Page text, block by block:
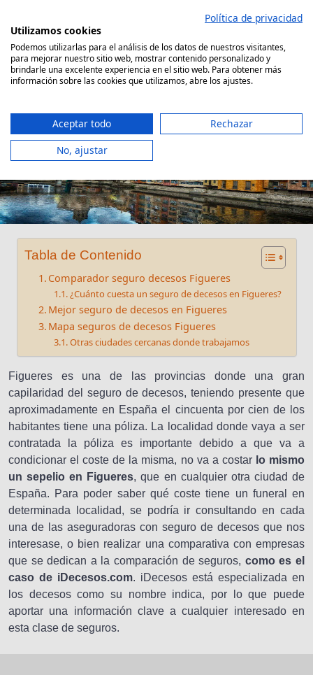
contenido
Comparador Seguro Decesos
Seguro decesos Figueres
Tabla de Contenido
Comparador seguro decesos Figueres
¿Cuánto cuesta un seguro de decesos en Figueres?
Mejor seguro de decesos en Figueres
Mapa seguros de decesos Figueres
Otras ciudades cercanas donde trabajamos
Figueres es una de las provincias donde una gran
capilaridad del seguro de decesos, teniendo presente que
aproximadamente en España el cincuenta por cien de los
habitantes tiene una póliza. La localidad donde vaya a ser
contratada la póliza es importante debido a que va a
condicionar el coste de la misma, no va a costar lo mismo
un sepelio en Figueres, que en cualquier otra ciudad de
España. Para poder saber qué coste tiene un funeral en
determinada localidad, se podría ir consultando en cada
una de las aseguradoras con seguro de decesos que nos
interesase, o bien realizar una comparativa con empresas
que se dedican a la comparación de seguros, como es el
caso de iDecesos.com. iDecesos está especializada en
los decesos como su nombre indica, por lo que puede
aportar una información clave a cualquier interesado en
esta clase de seguros.
Política de privacidad
Utilizamos cookies
Podemos utilizarlas para el análisis de los datos de nuestros visitantes,
para mejorar nuestro sitio web, mostrar contenido personalizado y
brindarle una excelente experiencia en el sitio web. Para obtener más
información sobre las cookies que utilizamos, abre los ajustes.
Aceptar todo
Rechazar
No, ajustar